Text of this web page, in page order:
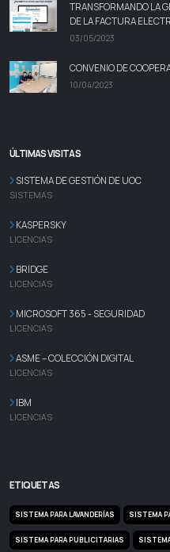
TRANSFORMANDO LA
DE LA FACTURA
03/05/2023
CONVENIO DE
10/04/2023
ÚLTIMAS VISITAS
SISTEMA DE GESTIÓN DE UOC
SISTEMAS
KASPERSKY
LICENCIAS
BRIDGE
LICENCIAS
MICROSOFT 365 - SEGURIDAD
LICENCIAS
ASME – COLECCIÓN DIGITAL
LICENCIAS
IBM
LICENCIAS
ETIQUETAS
SISTEMA PARA LAVANDERÍAS SISTEMA
SISTEMA PARA PUBLICITARIAS